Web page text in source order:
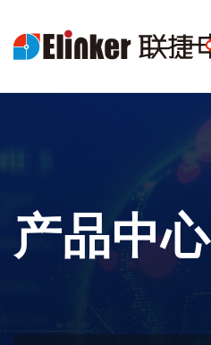
产品中心